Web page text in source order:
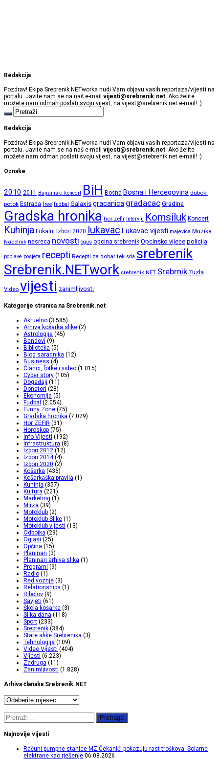
Redakcija
Pozdrav! Ekipa Srebrenik.NETworka nudi Vam objavu vasih reportaza/vijesti na
portalu. Javite nam se na naš e-mail vijesti@srebrenik.net. Ako želite
možete nam odmah poslati svoju vijest, na vijest@srebrenik.net e-mail! :)
Redakcija
Pozdrav! Ekipa Srebrenik.NETworka nudi Vam objavu vasih reportaza/vijesti na
portalu. Javite nam se na naš e-mail vijesti@srebrenik.net. Ako želite
možete nam odmah poslati svoju vijest, na vijest@srebrenik.net e-mail! :)
Oznake
2010 2011 Bajramski koncert BiH Bosna Bosna i Hercegovina duboki
potok Estrada free fudbal Galaxis gracanica gradacac Gradina
Gradska hronika hor zefir Intervju Komsiluk Koncert
Kuhinja Lokalni Izbori 2020 lukavac Lukavac vijesti majevica Muzika
Nacelnik nesreca novosti ogus opcina srebrenik Opcinsko vijece policija
poplave posjeta recepti Recepti za dobar tek sda srebrenik
Srebrenik.NETwork srebrenik NET Srebrnik Tuzla
Video vijesti zanimljivosti
Kategorije stranica na Srebrenik.net
Aktuelno (3.585)
Arhiva košarka slike (2)
Astrologija (45)
Bendovi (9)
Biblioteka (5)
Blog saradnika (12)
Business (4)
Članci, fotke i video (1.015)
Cyber story (105)
Događaji (11)
Donatori (28)
Ekonomija (5)
Fudbal (2.054)
Funny Zone (75)
Gradska hronika (7.029)
Hor ZEFIR (31)
Horoskop (75)
Info Vijesti (192)
Infrastruktura (8)
Izbori 2012 (12)
Izbori 2014(4)
Izbori 2020 (2)
Košarka (436)
Košarkaška pravila (1)
Kuhinja (357)
Kultura (221)
Marketing (1)
Mirza (39)
Motoklub (2)
Motoklub Slike (1)
Motoklub vijesti (13)
Odbojka (29)
Oglasi (25)
Općina (15)
Planinari (3)
Planinari arhiva slika (1)
Programi (9)
Radio (1)
Red voznje (3)
Relationships (1)
Ribolov (9)
Savjeti (61)
Škola košarke (3)
Slika dana (118)
Sport (233)
Srebrenik (384)
Stare slike Srebrenika (3)
Tehnologija (109)
Video Vijesti (404)
Vijesti (6.223)
Zadruga (11)
Zanimljivosti (1.828)
Arhiva članaka Srebrenik.NET
Arhiva
članaka
Srebrenik.NET
Pretraga:
Najnovije vijesti
Računi pumpne stanice MZ Čekanići pokazuju rast troškova: Solarne
elektrane kao rješenje 06.08.2026